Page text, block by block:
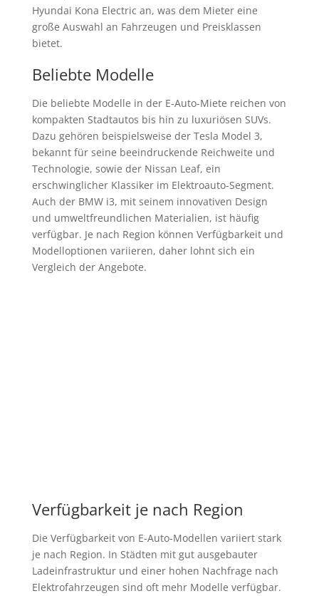
Hyundai Kona Electric an, was dem Mieter eine
große Auswahl an Fahrzeugen und Preisklassen
bietet.
Beliebte Modelle
Die beliebte Modelle in der E-Auto-Miete reichen von
kompakten Stadtautos bis hin zu luxuriösen SUVs.
Dazu gehören beispielsweise der Tesla Model 3,
bekannt für seine beeindruckende Reichweite und
Technologie, sowie der Nissan Leaf, ein
erschwinglicher Klassiker im Elektroauto-Segment.
Auch der BMW i3, mit seinem innovativen Design
und umweltfreundlichen Materialien, ist häufig
verfügbar. Je nach Region können Verfügbarkeit und
Modelloptionen variieren, daher lohnt sich ein
Vergleich der Angebote.
Verfügbarkeit je nach Region
Die Verfügbarkeit von E-Auto-Modellen variiert stark
je nach Region. In Städten mit gut ausgebauter
Ladeinfrastruktur und einer hohen Nachfrage nach
Elektrofahrzeugen sind oft mehr Modelle verfügbar.